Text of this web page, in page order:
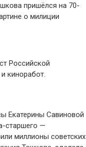
пришёлся на 70-
о милиции
Российской
киноработ.
Екатерины Савиновой
старшего —
миллионы советских